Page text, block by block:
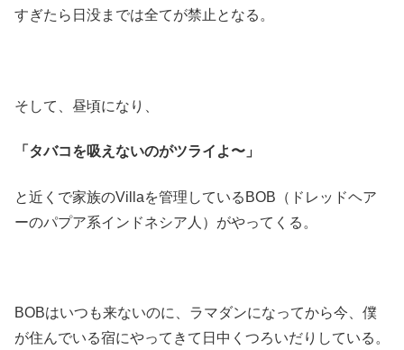
すぎたら日没までは全てが禁止となる。
そして、昼頃になり、
「タバコを吸えないのがツライよ〜」
と近くで家族のVillaを管理しているBOB（ドレッドヘア
ーのパプア系インドネシア人）がやってくる。
BOBはいつも来ないのに、ラマダンになってから今、僕
が住んでいる宿にやってきて日中くつろいだりしている。